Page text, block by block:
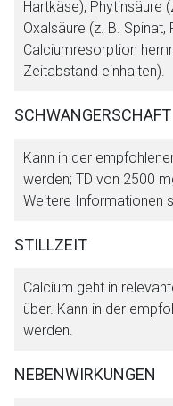
Hartkäse), Phytinsäure
Oxalsäure (z. B. Spinat,
Calciumresorption
Zeitabstand einhalten).
SCHWANGERSCHAFT
Kann in der
werden; TD von 2500
Weitere Informationen
STILLZEIT
Calcium geht in
über. Kann in der
werden.
NEBENWIRKUNGEN